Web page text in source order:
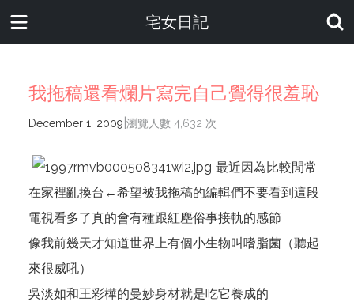
宅女日記
我拖稿還看爛片寫完自己覺得很羞恥
December 1, 2009 瀏覽人數 4,632 次
最近因為比較閒常
在家裡亂換台←希望被我拖稿的編輯們不要看到這段
電視看多了真的會有種跟紅塵俗事接軌的感節
像我前幾天才知道世界上有個小生物叫嗜脂菌（聽起
來很威吼）
吳淡如和王彩樺的曼妙身材就是吃它養成的